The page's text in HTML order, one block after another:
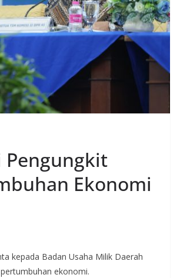
Pengungkit
Ekonomi
kepada Badan Usaha Milik Daerah
ekonomi.